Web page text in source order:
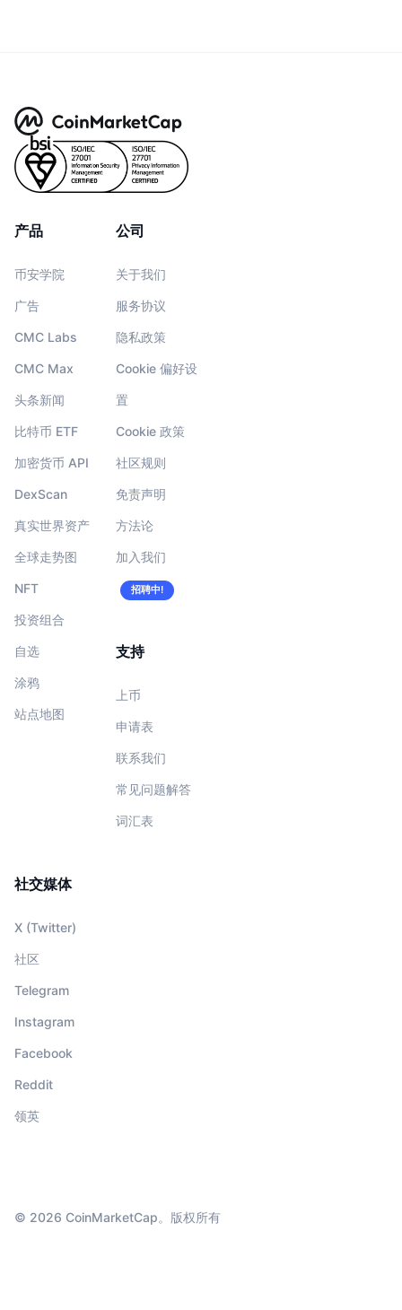
产品
币安学院
广告
CMC Labs
CMC Max
头条新闻
比特币 ETF
加密货币 API
DexScan
真实世界资产
全球走势图
NFT
投资组合
自选
涂鸦
站点地图
公司
关于我们
服务协议
隐私政策
Cookie 偏好设
置
Cookie 政策
社区规则
免责声明
方法论
加入我们
招聘中!
支持
上币
申请表
联系我们
常见问题解答
词汇表
社交媒体
X (Twitter)
社区
Telegram
Instagram
Facebook
Reddit
领英
© 2026 CoinMarketCap。版权所有